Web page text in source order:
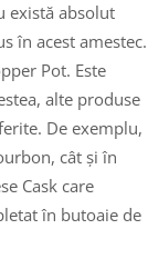
există absolut
în acest amestec.
Pot. Este
alte produse
De exemplu,
cât și în
Cask care
în butoaie de